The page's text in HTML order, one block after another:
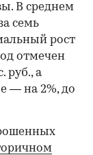
В среднем
семь
рост
отмечен
руб., а
— на 2%, до